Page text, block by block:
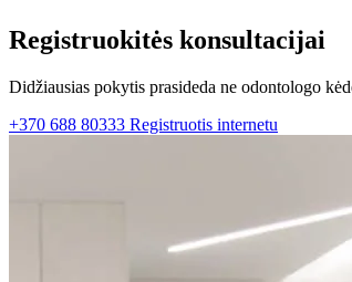
Registruokitės konsultacijai
Didžiausias pokytis prasideda ne odontologo
+370 688 80333 Registruotis internetu